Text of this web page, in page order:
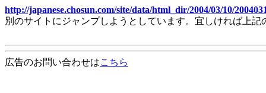
http://japanese.chosun.com/site/data/html_dir/2004/03/10/
別のサイトにジャンプしようとしています。宜しければ上
広告のお問い合わせはこちら